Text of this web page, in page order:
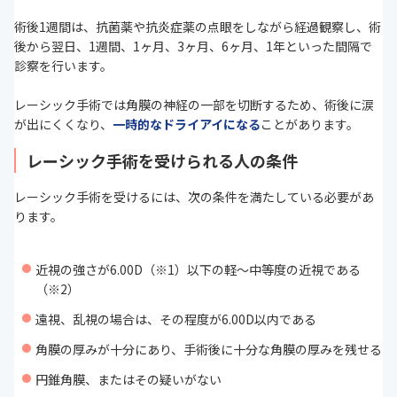
術後1週間は、抗菌薬や抗炎症薬の点眼をしながら経過観察し、術
後から翌日、1週間、1ヶ月、3ヶ月、6ヶ月、1年といった間隔で
診察を行います。
レーシック手術では角膜の神経の一部を切断するため、術後に涙
が出にくくなり、 一時的なドライアイになることがあります。
レーシック手術を受けられる人の条件
レーシック手術を受けるには、次の条件を満たしている必要があ
ります。
近視の強さが6.00D（※1）以下の軽～中等度の近視である
（※2）
遠視、乱視の場合は、その程度が6.00D以内である
角膜の厚みが十分にあり、手術後に十分な角膜の厚みを残せる
円錐角膜、またはその疑いがない